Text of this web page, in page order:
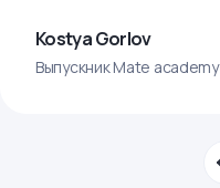
Kostya Gorlov
Выпускник Mate academy